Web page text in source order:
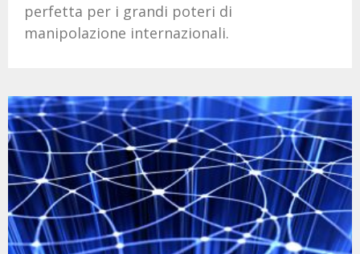
perfetta per i grandi poteri di
manipolazione internazionali.